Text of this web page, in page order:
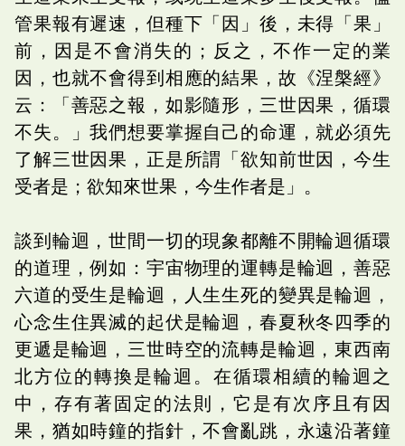
管果報有遲速，但種下「因」後，未得「果」
前，因是不會消失的；反之，不作一定的業
因，也就不會得到相應的結果，故《涅槃經》
云：「善惡之報，如影隨形，三世因果，循環
不失。」我們想要掌握自己的命運，就必須先
了解三世因果，正是所謂「欲知前世因，今生
受者是；欲知來世果，今生作者是」。
談到輪迴，世間一切的現象都離不開輪迴循環
的道理，例如：宇宙物理的運轉是輪迴，善惡
六道的受生是輪迴，人生生死的變異是輪迴，
心念生住異滅的起伏是輪迴，春夏秋冬四季的
更遞是輪迴，三世時空的流轉是輪迴，東西南
北方位的轉換是輪迴。在循環相續的輪迴之
中，存有著固定的法則，它是有次序且有因
果，猶如時鐘的指針，不會亂跳，永遠沿著鐘